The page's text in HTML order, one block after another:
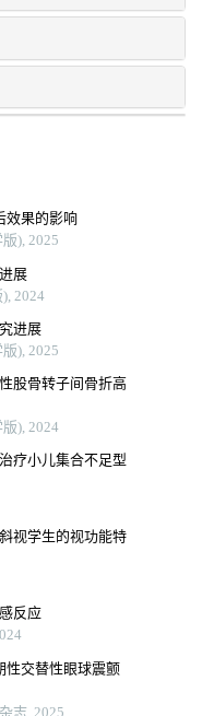
效果的影响
), 2025
展
2024
进展
), 2025
股骨转子间骨折高
), 2024
疗小儿集合不足型
视学生的视功能特
反应
性交替性眼球震颤
志, 2025